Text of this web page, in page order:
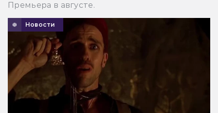
Премьера в августе.
Новости